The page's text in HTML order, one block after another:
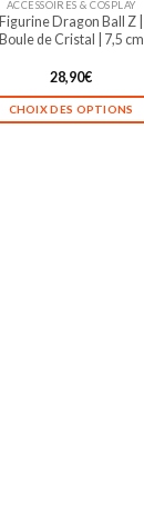
la
page
produit
ACCESSOIRES & COSPLAY
Figurine Dragon Ball Z |
Boule de Cristal | 7,5 cm
28,90€
CHOIX DES OPTIONS